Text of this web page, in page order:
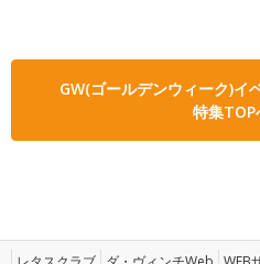
GW(ゴールデンウィーク)イ
特集TOP